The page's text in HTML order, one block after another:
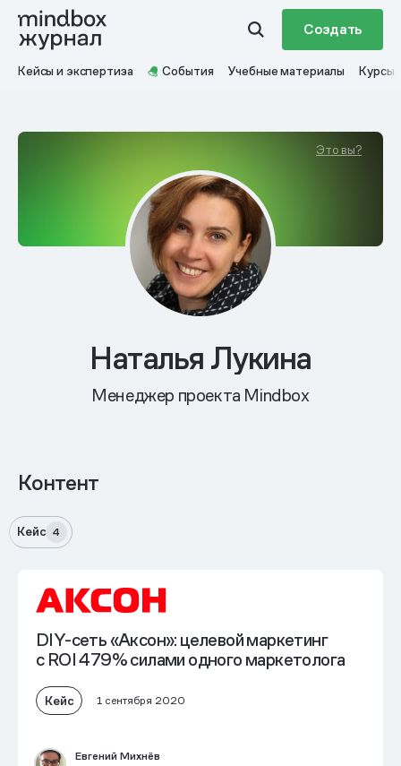
Создать
Кейсы и экспертиза События Учебные материалы Курсы
Это вы?
Наталья Лукина
Менеджер проекта Mindbox
Контент
Кейс 4
DIY-сеть «Аксон»: целевой маркетинг
с ROI 479% силами одного маркетолога
Кейс 1 сентября 2020
Евгений Михнёв